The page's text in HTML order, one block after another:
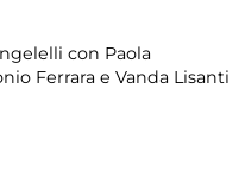
con Paola
Ferrara e Vanda Lisanti